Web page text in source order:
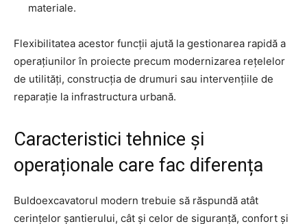
materiale.
Flexibilitatea acestor funcții ajută la gestionarea rapidă a
operațiunilor în proiecte precum modernizarea rețelelor
de utilități, construcția de drumuri sau intervențiile de
reparație la infrastructura urbană.
Caracteristici tehnice și
operaționale care fac diferența
Buldoexcavatorul modern trebuie să răspundă atât
cerințelor șantierului, cât și celor de siguranță, confort și